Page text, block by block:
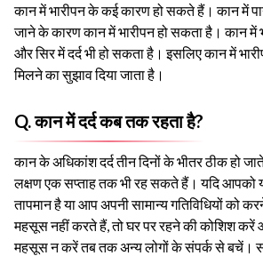
कान में भारीपन के कई कारण हो सकते हैं। कान में
जाने के कारण कान में भारीपन हो सकता है। कान में
और सिर में दर्द भी हो सकता है। इसलिए कान में
मिलने का सुझाव दिया जाता है।
Q. कान में दर्द कब तक रहता है?
कान के अधिकांश दर्द तीन दिनों के भीतर ठीक हो
लक्षण एक सप्ताह तक भी रह सकते हैं। यदि आपको
तापमान है या आप अपनी सामान्य गतिविधियों को
महसूस नहीं करते हैं, तो घर पर रहने की कोशिश
महसूस न करें तब तक अन्य लोगों के संपर्क से बचें।